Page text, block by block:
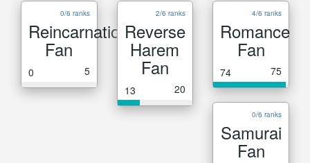
0/6 ranks
Reincarnation
Fan
0 5
2/6 ranks
Reverse
Harem
Fan
13 20
4/6 ranks
Romance
Fan
74 75
0/6 ranks
Samurai
Fan